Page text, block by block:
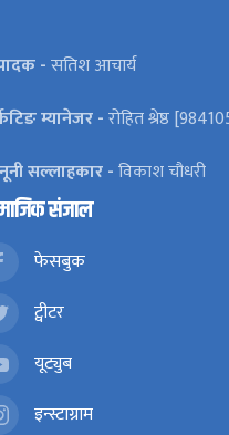
-सतिश आचार्य
म्यानेजर -रोहित श्रेष्ठ
सल्लाहकार -विकाश चौधरी
संजाल
फेसबुक
ट्वीटर
यूट्युब
इन्स्टाग्राम